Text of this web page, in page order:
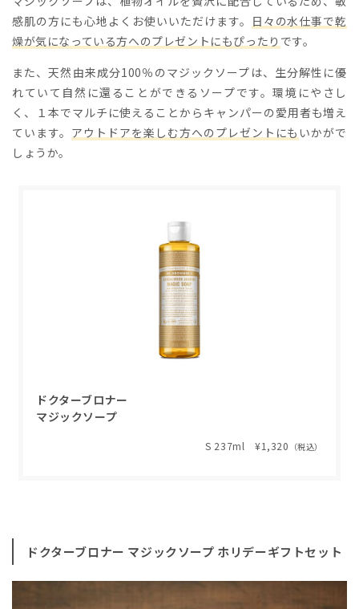
感肌の方にも心地よくお使いいただけます。 日々の水仕事で乾
燥が気になっている方へのプレゼントにもぴったり です。
また、天然由来成分100％のマジックソープは、生分解性に優
れていて自然に還ることができるソープです。環境にやさし
く、１本でマルチに使えることからキャンパーの愛用者も増え
ています。 アウトドアを楽しむ方へのプレゼントにも いかがで
しょうか。
ドクターブロナー
マジックソープ
S 237ml ¥1,320 （税込）
ドクターブロナー マジックソープ ホリデーギフトセット